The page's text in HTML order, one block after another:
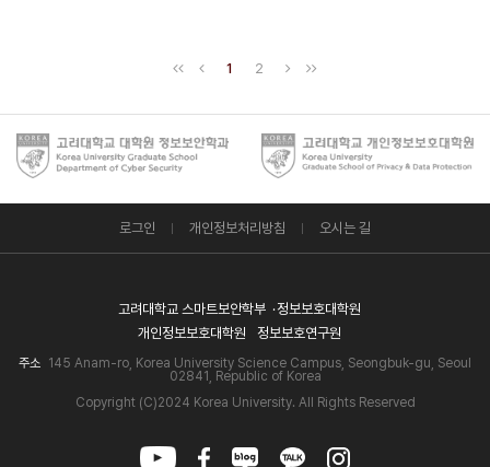
1 2
로그인 개인정보처리방침 오시는 길
고려대학교 스마트보안학부
정보보호대학원
개인정보보호대학원
정보보호연구원
주소 145 Anam-ro, Korea University Science Campus, Seongbuk-gu, Seoul
02841, Republic of Korea
Copyright (C)2024 Korea University. All Rights Reserved